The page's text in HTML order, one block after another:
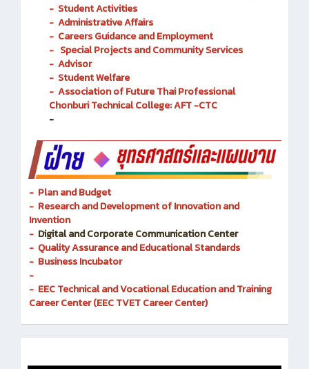
- Student Activities
- Administrative Affairs
- Careers Guidance and Employment
- Special Projects and Community Services
- Advisor
- Student Welfare
- Association of Future Thai Professional
Chonburi Technical College: AFT -CTC
-
- Plan and Budget
- Research and Development of Innovation and
Invention
- Digital and Corporate Communication Center
- Quality Assurance and Educational Standards
- Business Incubator
-
- EEC Technical and Vocational Education and Training
Career Center (EEC TVET Career Center)